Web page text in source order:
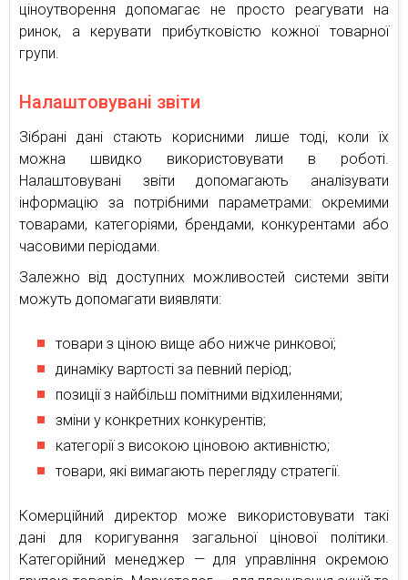
ціноутворення допомагає не просто реагувати на
ринок, а керувати прибутковістю кожної товарної
групи.
Налаштовувані звіти
Зібрані дані стають корисними лише тоді, коли їх
можна швидко використовувати в роботі.
Налаштовувані звіти допомагають аналізувати
інформацію за потрібними параметрами: окремими
товарами, категоріями, брендами, конкурентами або
часовими періодами.
Залежно від доступних можливостей системи звіти
можуть допомагати виявляти:
товари з ціною вище або нижче ринкової;
динаміку вартості за певний період;
позиції з найбільш помітними відхиленнями;
зміни у конкретних конкурентів;
категорії з високою ціновою активністю;
товари, які вимагають перегляду стратегії.
Комерційний директор може використовувати такі
дані для коригування загальної цінової політики.
Категорійний менеджер — для управління окремою